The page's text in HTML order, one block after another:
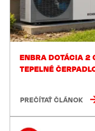
ENBRA DOTÁCIA
TEPELNÉ
PREČÍTAŤ ČLÁNOK